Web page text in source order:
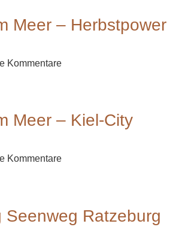
Meer – Herbstpower
Kommentare
Meer – Kiel-City
Kommentare
Seenweg Ratzeburg